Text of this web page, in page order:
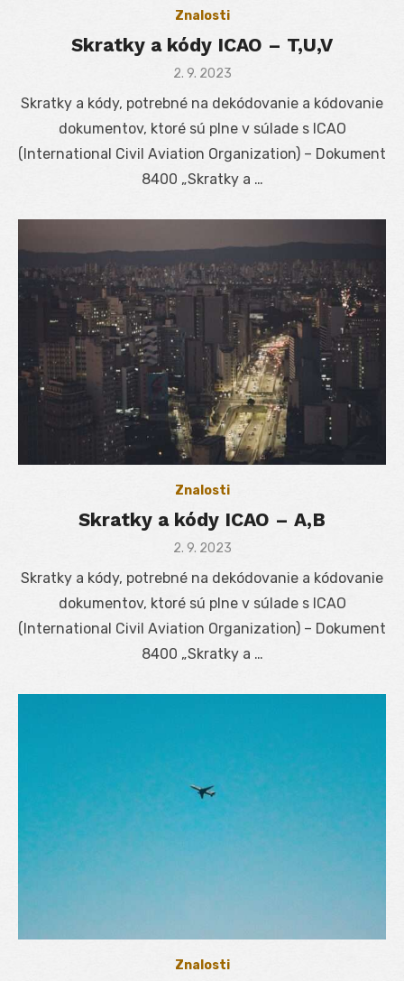
Znalosti
Skratky a kódy ICAO – T,U,V
Posted
2. 9. 2023
Skratky a kódy, potrebné na dekódovanie a kódovanie
dokumentov, ktoré sú plne v súlade s ICAO
(International Civil Aviation Organization) – Dokument
8400 „Skratky a …
Znalosti
Skratky a kódy ICAO – A,B
Posted
2. 9. 2023
Skratky a kódy, potrebné na dekódovanie a kódovanie
dokumentov, ktoré sú plne v súlade s ICAO
(International Civil Aviation Organization) – Dokument
8400 „Skratky a …
Znalosti